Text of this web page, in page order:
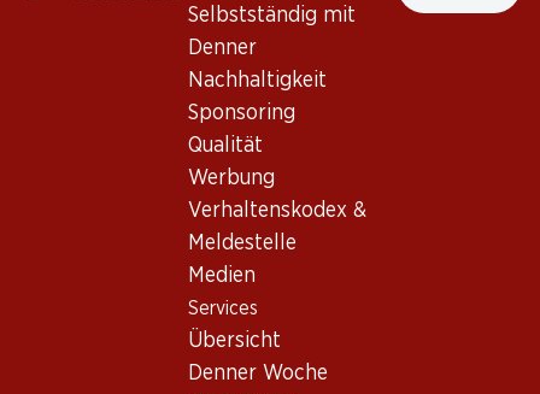
Selbstständig mit
Denner
Nachhaltigkeit
Sponsoring
Qualität
Werbung
Verhaltenskodex &
Meldestelle
Medien
Services
Übersicht
Denner Woche
Trapiche Vineyards Malbec
Argento Estate Bottled
Flasche: 14.95